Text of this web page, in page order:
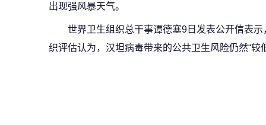
出现强风暴天气。
世界卫生组织总干事谭德塞9日发表公开信表
织评估认为，汉坦病毒带来的公共卫生风险仍然“较